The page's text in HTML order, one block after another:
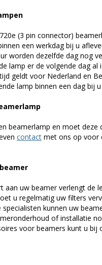
(3 pin connector)
een werkdag bij u
worden dezelfde dag nog
lamp er de volgende dag al
geldt voor Nederland en
lamp binnen een dag bij u
beamerlamp en moet deze
contact met ons op voor
aan uw beamer verlengt de
u regelmatig uw filters
specialisten kunnen uw
of installatie
voor beamers kunt u bij